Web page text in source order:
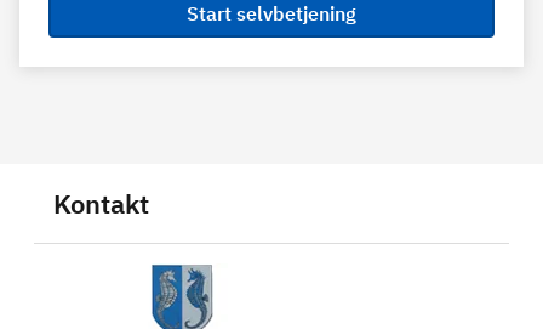
Start selvbetjening
Kontakt